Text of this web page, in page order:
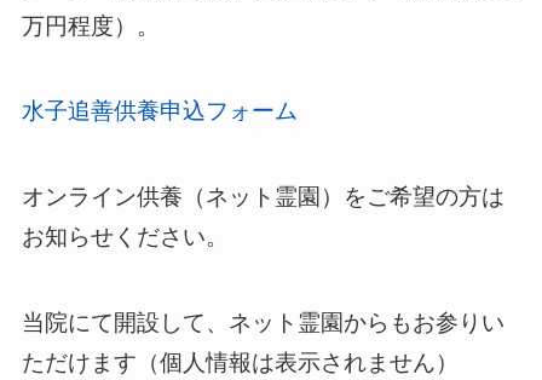
万円程度）。
水子追善供養申込フォーム
オンライン供養（ネット霊園）をご希望の方は
お知らせください。
当院にて開設して、ネット霊園からもお参りい
ただけます（個人情報は表示されません）